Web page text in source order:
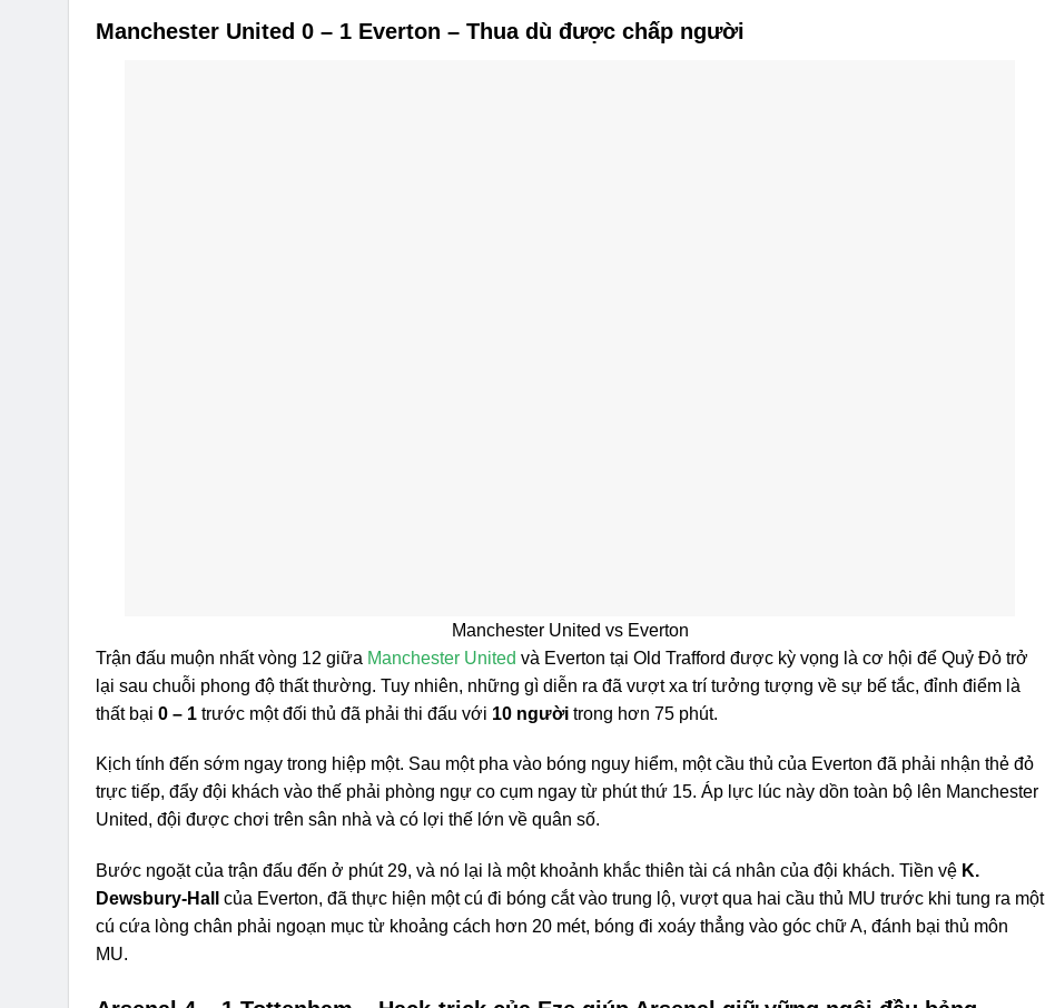
Manchester United 0 – 1 Everton – Thua dù được chấp người
Manchester United vs Everton
Trận đấu muộn nhất vòng 12 giữa Manchester United và Everton tại Old Trafford được kỳ vọng là cơ hội để Quỷ Đỏ trở
lại sau chuỗi phong độ thất thường. Tuy nhiên, những gì diễn ra đã vượt xa trí tưởng tượng về sự bế tắc, đỉnh điểm là
thất bại 0 – 1 trước một đối thủ đã phải thi đấu với 10 người trong hơn 75 phút.
Kịch tính đến sớm ngay trong hiệp một. Sau một pha vào bóng nguy hiểm, một cầu thủ của Everton đã phải nhận thẻ đỏ
trực tiếp, đẩy đội khách vào thế phải phòng ngự co cụm ngay từ phút thứ 15. Áp lực lúc này dồn toàn bộ lên Manchester
United, đội được chơi trên sân nhà và có lợi thế lớn về quân số.
Bước ngoặt của trận đấu đến ở phút 29, và nó lại là một khoảnh khắc thiên tài cá nhân của đội khách. Tiền vệ K.
Dewsbury-Hall
của Everton, đã thực hiện một cú đi bóng cắt vào trung lộ, vượt qua hai cầu thủ MU trước khi tung ra một
cú cứa lòng chân phải ngoạn mục từ khoảng cách hơn 20 mét, bóng đi xoáy thẳng vào góc chữ A, đánh bại thủ môn
MU.